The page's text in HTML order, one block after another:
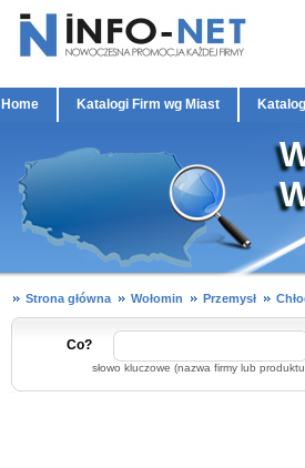
Home Katalogi Firm wg Miast
Strona główna Wołomin Przemysł
Co?
słowo kluczowe (nazwa firmy lub